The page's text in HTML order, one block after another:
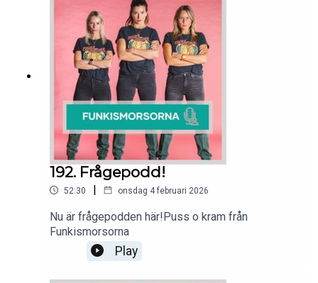
192. Frågepodd!
52:30 | onsdag 4 februari 2026
Nu är frågepodden här!Puss o kram från
Funkismorsorna
Play